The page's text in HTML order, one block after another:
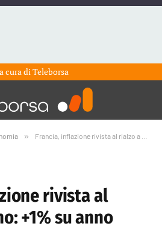
cura diTeleborsa
» Francia, inflazione rivista al rialzo a giugno: +1% su anno
rivista al
+1% su anno